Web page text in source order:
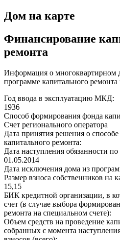
Дом на карте
Финансирование
ремонта
Информация о многоквартирном
программе капитального
Год ввода в эксплуатацию МКД:
1936
Способ формирования фонда
Счет регионального оператора
Дата принятия решения о
капитального ремонта:
Дата наступления обязанности по
01.05.2014
Дата исключения дома из
Размер взноса собственников на
15,15
БИК кредитной организации, в
счет (в случае выбора
ремонта на специальном счете):
Объем средств на проведение
собранных с момента